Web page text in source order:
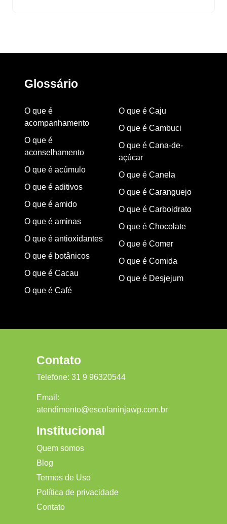
Glossário
O que é
acompanhamento
O que é
aconselhamento
O que é acúmulo
O que é aditivos
O que é amido
O que é aminas
O que é antioxidantes
O que é botânicos
O que é Cacau
O que é Café
O que é Caju
O que é Cambuci
O que é Cana-de-
açúcar
O que é Canela
O que é Caranguejo
O que é Carboidrato
O que é Chocolate
O que é Comer
O que é Comida
O que é Desjejum
Contato
Telefone: 31 9 96320544
Email:
atendimento@escolaninjawp.com.br
Institucional
Quem somos
Blog
Termos de Uso
Política de privacidade
Contato